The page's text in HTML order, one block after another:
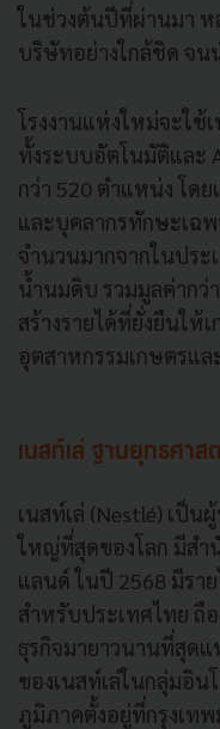
ในช่วงต้นปีที่ผ่านมา ห
บริษัทอย่างใกล้ชิด จน
โรงงานแห่งใหม่จะใ
ทั้งระบบอัตโนมัติและ
กว่า 520 ตำแหน่ง โด
และบุคลากรทักษะเฉ
จำนวนมากจากในประ
น้ำนมดิบ รวมมูลค่ากว่
สร้างรายได้ที่ยั่งยืนให้
อุตสาหกรรมเกษตรแ
เนสท์เล่ ฐานยุทธศาส
เนสท์เล่ (Nestlé) เป็น
ใหญ่ที่สุดของโลก มีสำ
แลนด์ ในปี 2568 มีรา
สำหรับประเทศไทย ถื
ธุรกิจมายาวนานที่สุด
ของเนสท์เล่ในกลุ่มอิ
ภูมิภาคตั้งอยู่ที่กรุงเท